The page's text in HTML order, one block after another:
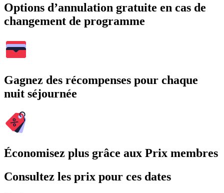
Options d’annulation gratuite en cas de
changement de programme
Gagnez des récompenses pour chaque
nuit séjournée
Économisez plus grâce aux Prix membres
Consultez les prix pour ces dates